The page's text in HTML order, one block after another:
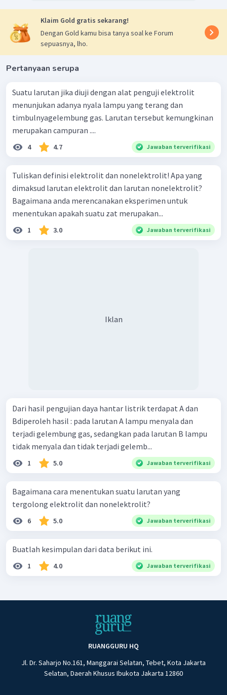
Klaim Gold gratis sekarang!
Dengan Gold kamu bisa tanya soal ke Forum
sepuasnya, lho.
Pertanyaan serupa
Suatu larutan jika diuji dengan alat penguji elektrolit
menunjukan adanya nyala lampu yang terang dan
timbulnyagelembung gas. Larutan tersebut kemungkinan
merupakan campuran ....
4 4.7 Jawaban terverifikasi
Tuliskan definisi elektrolit dan nonelektrolit! Apa yang
dimaksud larutan elektrolit dan larutan nonelektrolit?
Bagaimana anda merencanakan eksperimen untuk
menentukan apakah suatu zat merupakan...
1 3.0 Jawaban terverifikasi
Iklan
Dari hasil pengujian daya hantar listrik terdapat A dan
Bdiperoleh hasil : pada larutan A lampu menyala dan
terjadi gelembung gas, sedangkan pada larutan B lampu
tidak menyala dan tidak terjadi gelemb...
1 5.0 Jawaban terverifikasi
Bagaimana cara menentukan suatu larutan yang
tergolong elektrolit dan nonelektrolit?
6 5.0 Jawaban terverifikasi
Buatlah kesimpulan dari data berikut ini.
1 4.0 Jawaban terverifikasi
RUANGGURU HQ
Jl. Dr. Saharjo No.161, Manggarai Selatan, Tebet, Kota Jakarta
Selatan, Daerah Khusus Ibukota Jakarta 12860